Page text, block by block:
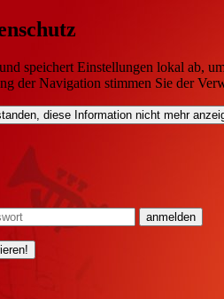
speichert Einstellungen lokal ab,
der Navigation stimmen Sie der
diese Information nicht mehr